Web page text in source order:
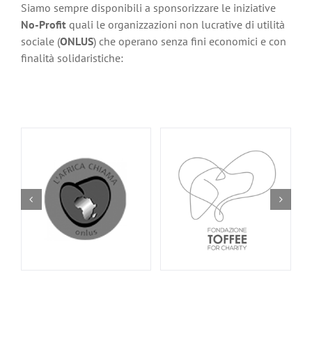
Siamo sempre disponibili a sponsorizzare le iniziative
No-Profit quali le organizzazioni non lucrative di utilità
sociale (ONLUS) che operano senza fini economici e con
finalità solidaristiche: